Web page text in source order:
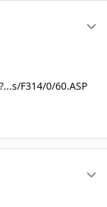
F314/0/60.ASP